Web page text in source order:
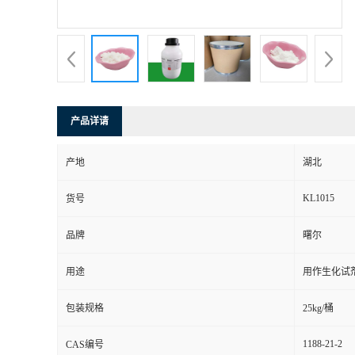
产品详请
产地 湖北
货号 KL1015
品牌 曙尔
用途 用作生化试
包装规格 25kg/桶
CAS编号 1188-21-2